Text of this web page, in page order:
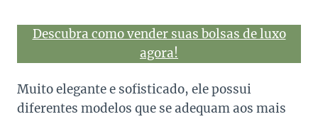
Descubra como vender suas bolsas de luxo
agora!
Muito elegante e sofisticado, ele possui
diferentes modelos que se adequam aos mais